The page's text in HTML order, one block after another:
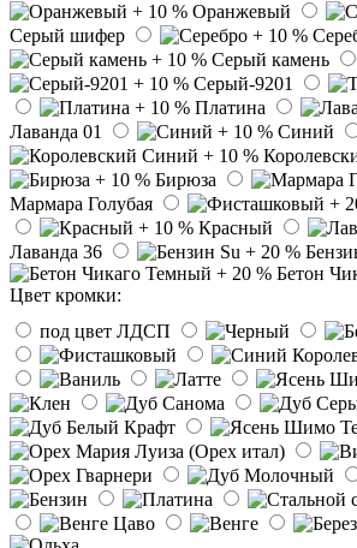
Оранжевый
Серый шифер
Серый камень
Серый-9201
Платина
Лаванда 01
Синий
Бирюза
Мармара Голубая
Красный
Лаванда 36
Бетон
Цвет кромки:
под цвет ЛДСП